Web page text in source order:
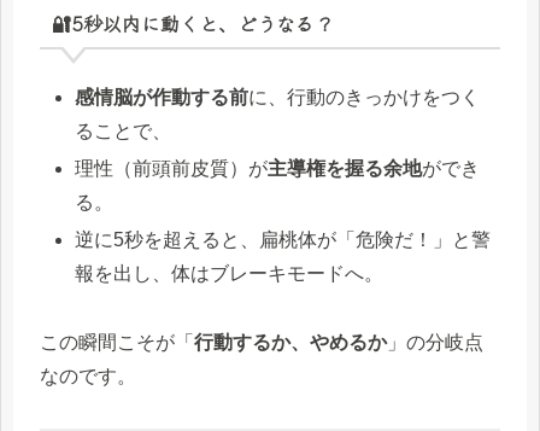
🔐5秒以内に動くと、どうなる？
感情脳が作動する前に、行動のきっかけをつく
ることで、
理性（前頭前皮質）が主導権を握る余地ができ
る。
逆に5秒を超えると、扁桃体が「危険だ！」と警
報を出し、体はブレーキモードへ。
この瞬間こそが「 行動するか、やめるか」の分岐点
なのです。